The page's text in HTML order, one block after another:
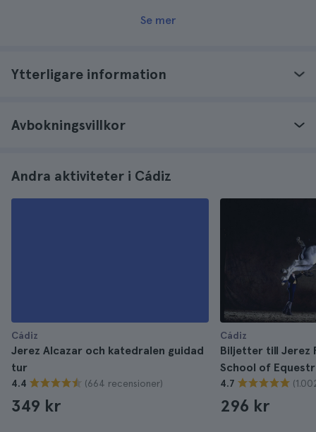
Se mer
Ytterligare information
Avbokningsvillkor
Andra aktiviteter i Cádiz
Cádiz
Jerez Alcazar och katedralen guidad
tur
4.4 (664 recensioner)
349 kr
Cádiz
Biljetter till Jerez
School of
4.7
296 kr